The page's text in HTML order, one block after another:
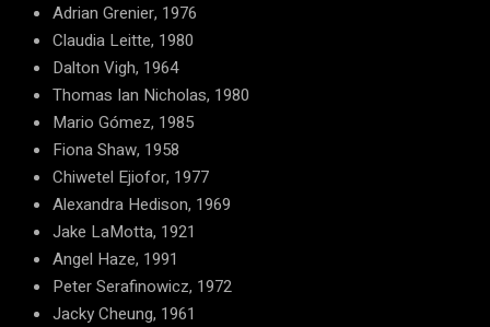
Adrian Grenier, 1976
Claudia Leitte, 1980
Dalton Vigh, 1964
Thomas Ian Nicholas, 1980
Mario Gómez, 1985
Fiona Shaw, 1958
Chiwetel Ejiofor, 1977
Alexandra Hedison, 1969
Jake LaMotta, 1921
Angel Haze, 1991
Peter Serafinowicz, 1972
Jacky Cheung, 1961